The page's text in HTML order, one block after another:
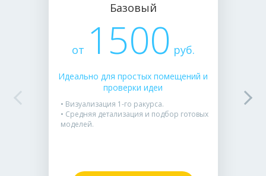
Базовый
от 1500 руб.
Идеально для простых помещений и
проверки идеи
• Визуализация 1-го ракурса.
• Средняя детализация и подбор готовых
моделей.